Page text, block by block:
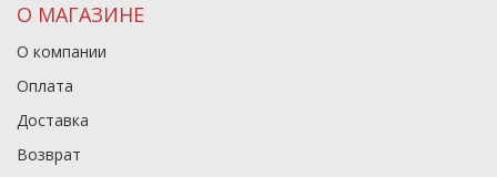
О МАГАЗИНЕ
О компании
Оплата
Доставка
Возврат